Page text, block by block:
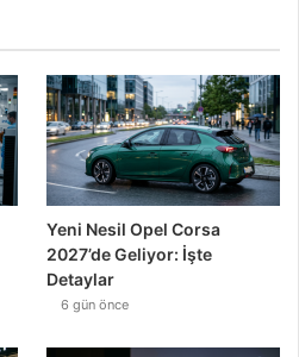
Yeni Nesil Opel Corsa
2027’de Geliyor: İşte
Detaylar
6 gün önce